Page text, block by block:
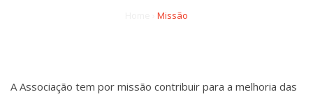
Missão
A Associação tem por missão contribuir para a melhoria das